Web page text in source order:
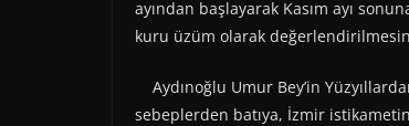
ayından başlayarak Kasım ayı
kuru üzüm olarak
Aydınoğlu Umur Bey’in
sebeplerden batıya, İzmir